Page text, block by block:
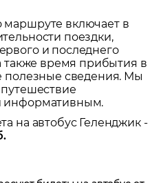
включает в
поездки,
и последнего
также время прибытия в
полезные сведения. Мы
информативным.
на автобус Геленджик-